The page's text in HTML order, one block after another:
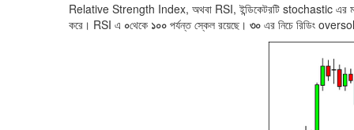
Relative Strength Index, অথবা RSI, ইন্ডিকেটরটি stochastic এর
করে। RSI এ ০থেকে ১০০ পর্যন্ত স্কেল রয়েছে। ৩০ এর নিচে রিডিং